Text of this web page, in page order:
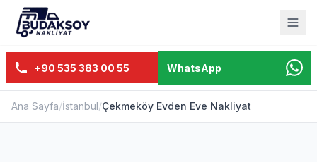
+90 535 383 00 55 WhatsApp
Ana Sayfa/İstanbul/Çekmeköy Evden Eve Nakliyat